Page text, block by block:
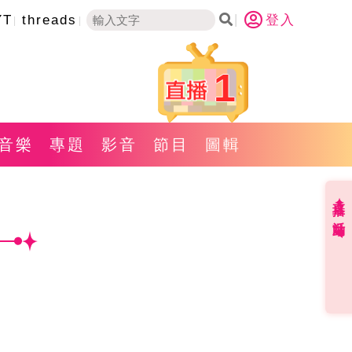
threads 登入
1
樂 專題 影音 節目 圖輯
直播✦活動